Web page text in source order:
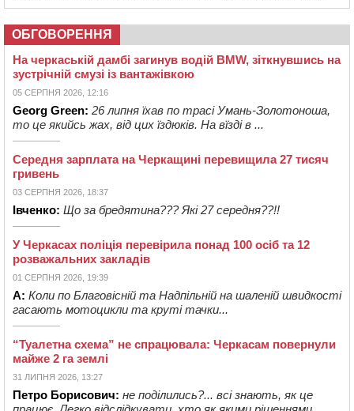
ОБГОВОРЕННЯ
На черкаській дамбі загинув водій BMW, зіткнувшись на
зустрічній смузі із вантажівкою
05 СЕРПНЯ 2026, 12:16
Georg Green: 26 липня їхав по трасі Умань-Золотоноша,
то це якийсь жах, від цих їздюків. На вїзді в ...
Середня зарплата на Черкащині перевищила 27 тисяч
гривень
03 СЕРПНЯ 2026, 18:37
Івченко: Що за бредятина??? Які 27 середня??!!
У Черкасах поліція перевірила понад 100 осіб та 12
розважальних закладів
01 СЕРПНЯ 2026, 19:39
А: Коли по Благовісній та Надпільній на шаленій швидкості
гасають мотоцикли та круті тачки...
“Туалетна схема” не спрацювала: Черкасам повернули
майже 2 га землі
31 ЛИПНЯ 2026, 13:27
Петро Борисович: не поділились?... всі знають, як це